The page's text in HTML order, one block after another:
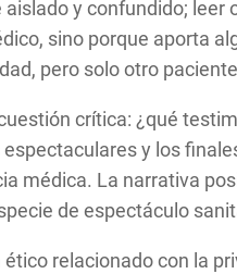
y confundido;
sino porque aporta
pero solo otro
crítica: ¿qué
y los
médica. La narrativa
de espectáculo
relacionado con la